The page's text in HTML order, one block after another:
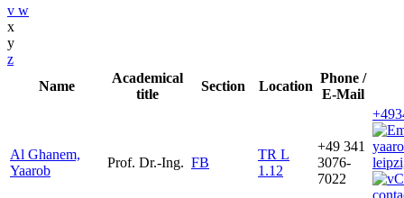
v w
x
y
z
Name
Academical
title
Section Location
Phone /
E-Mail
Al Ghanem,
Yaarob
Prof. Dr.-Ing. FB
TR L
1.12
+49 341
3076-
7022